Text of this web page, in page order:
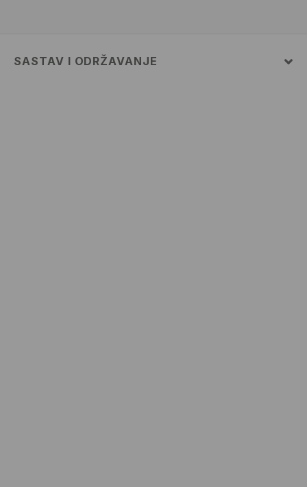
SASTAV I ODRŽAVANJE